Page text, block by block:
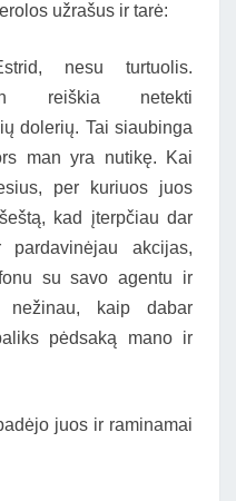
užrašus ir tarė:
nesu turtuolis.
reiškia netekti
dolerių. Tai siaubinga
man yra nutikę. Kai
per kuriuos juos
kad įterpčiau dar
akcijas,
su savo agentu ir
kaip dabar
pėdsaką mano ir
juos ir raminamai